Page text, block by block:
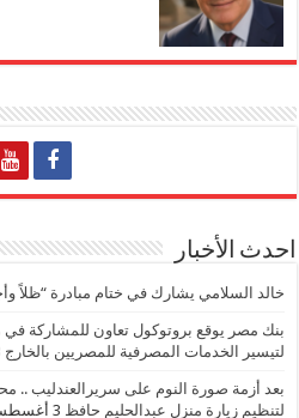
احدث الأخبار
خالد السلامي يشارك في ختام مبادرة “ظلاً
بنك مصر يوقع بروتوكول تعاون للمشاركة
لتيسير الخدمات المصرفية للمصريين بالخارج
بعد أزمة صورة النوم على سريرالعندليب ..
لتنظيم زيارة منزل عبدالحليم حافظ 3 أغسطس، 2026